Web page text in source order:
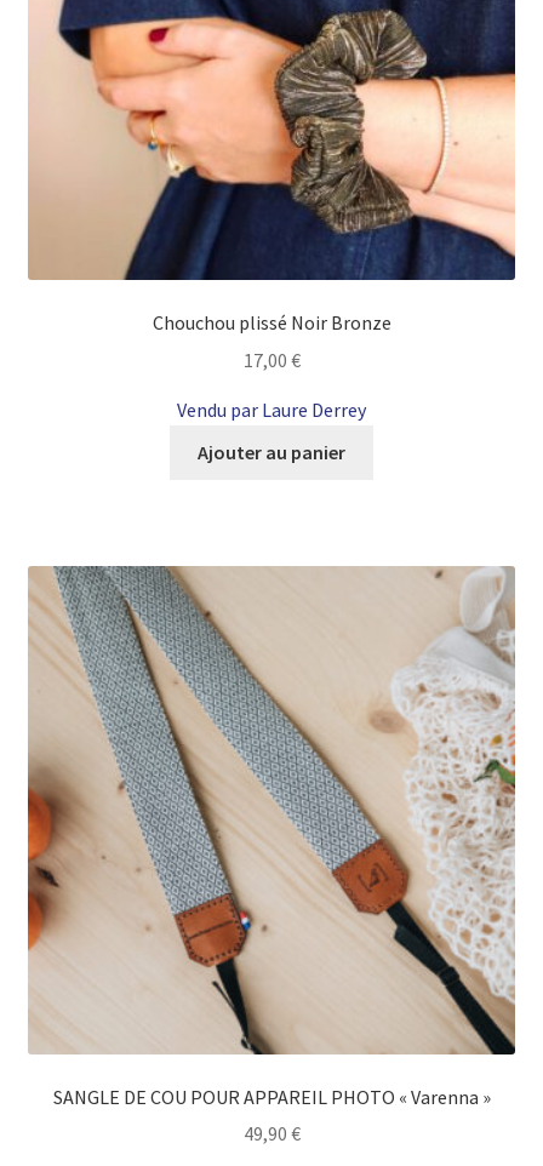
Chouchou plissé Noir Bronze
17,00 €
Vendu par Laure Derrey
Ajouter au panier
SANGLE DE COU POUR APPAREIL PHOTO « Varenna »
49,90 €